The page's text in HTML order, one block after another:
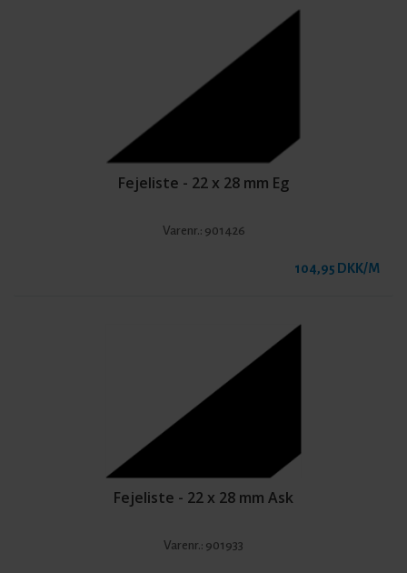
Fejeliste - 22 x 28 mm Eg
Varenr.: 901426
104,95 DKK/M
Fejeliste - 22 x 28 mm Ask
Varenr.: 901933